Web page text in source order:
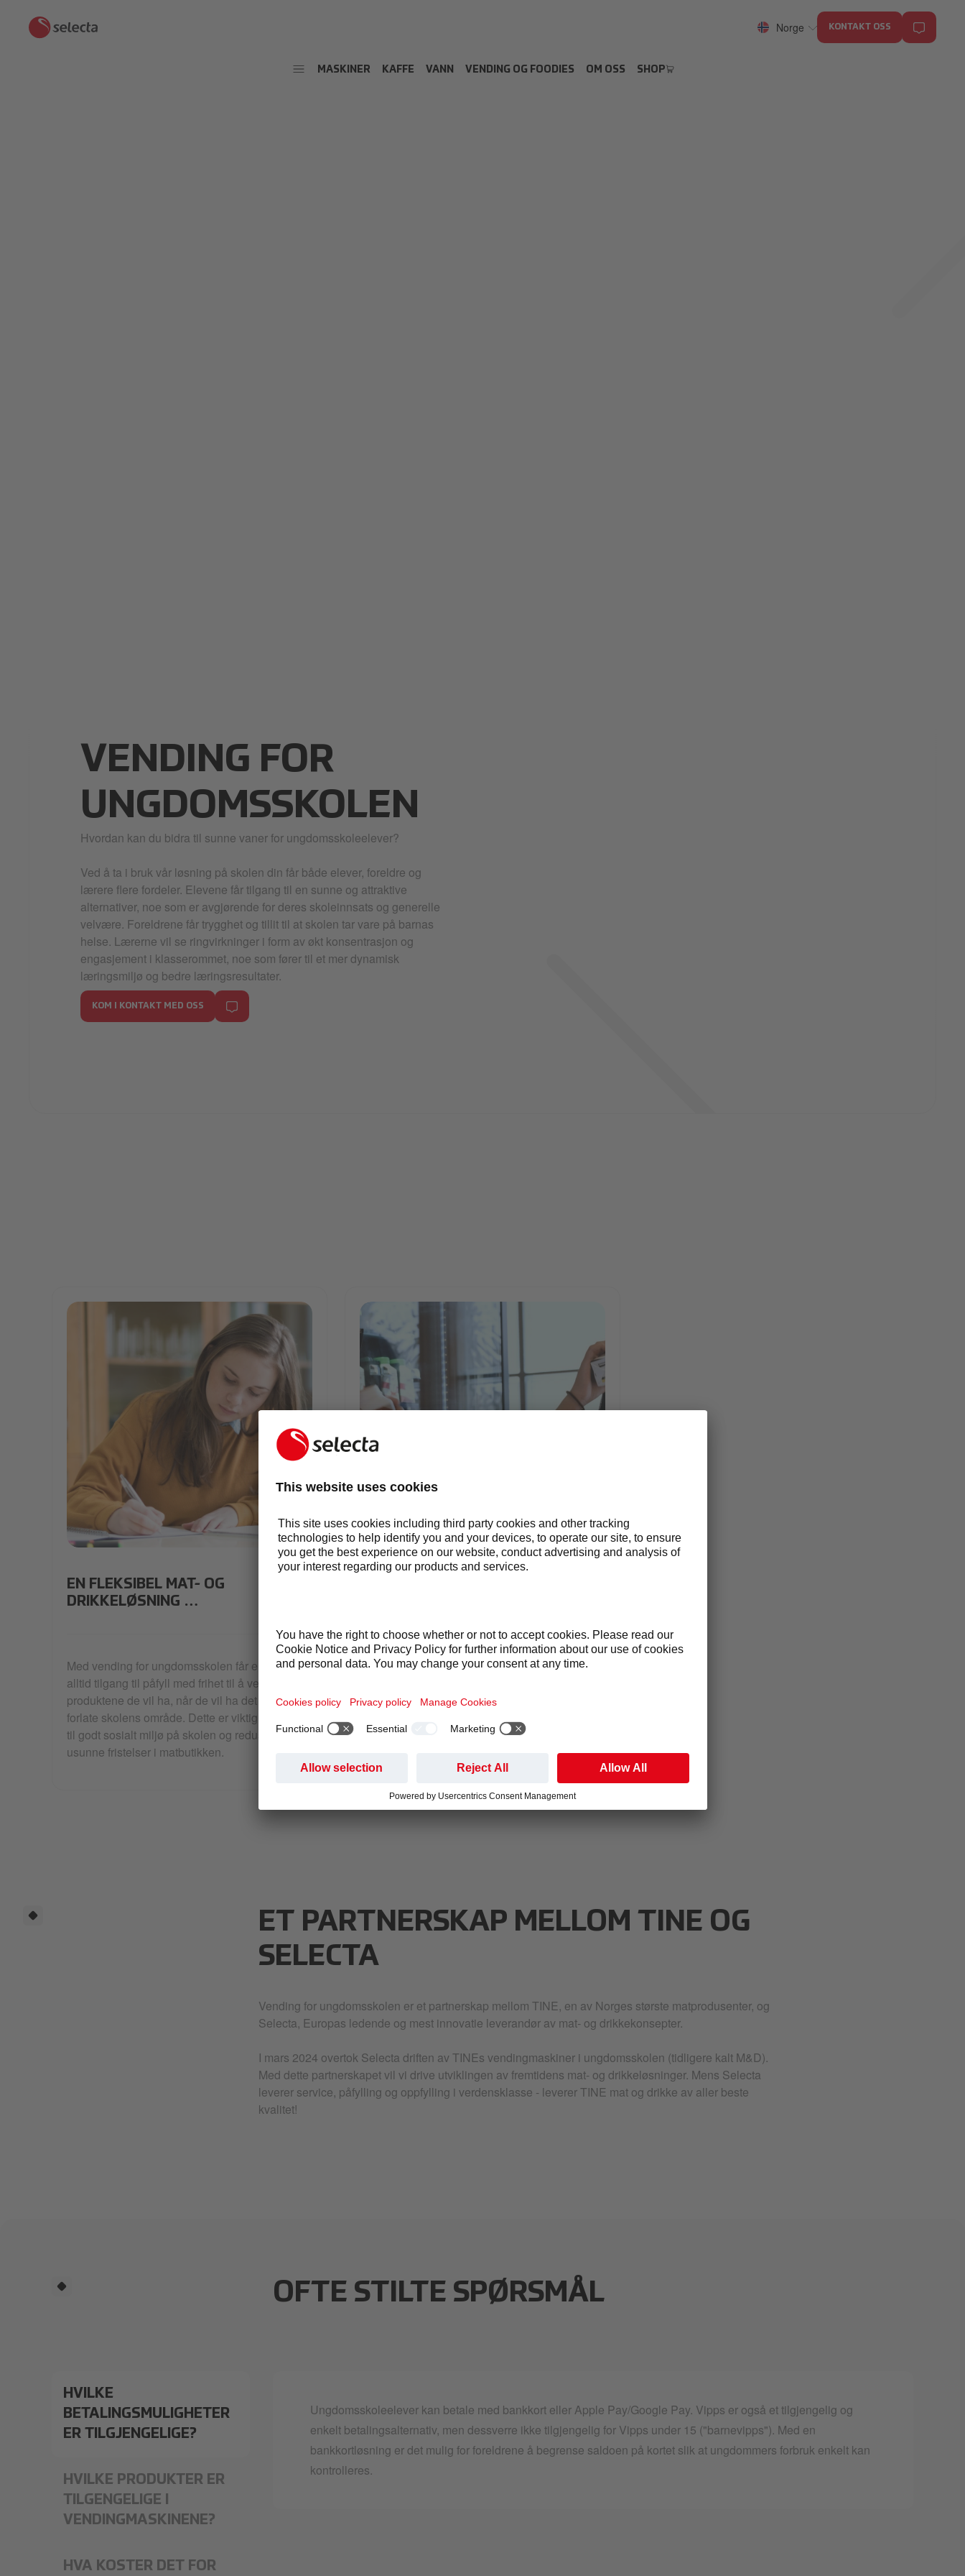
Norge KONTAKT OSS
MASKINER KAFFE VANN VENDING OG FOODIES OM OSS SHOP
VENDING FOR
UNGDOMSSKOLEN
Hvordan kan du bidra til sunne vaner for ungdomsskoleelever?
Ved å ta i bruk vår løsning på skolen din får både elever, foreldre og
lærere flere fordeler. Elevene får tilgang til en sunne og attraktive
alternativer, noe som er avgjørende for deres skoleinnsats og generelle
velvære. Foreldrene får trygghet og tillit til at skolen tar vare på barnas
helse. Lærerne vil se ringvirkninger i form av økt konsentrasjon og
engasjement i klasserommet, noe som fører til et mer dynamisk
læringsmiljø og bedre læringsresultater.
KOM I KONTAKT MED OSS
EN FLEKSIBEL MAT- OG
DRIKKELØSNING
Med vending for ungdomsskolen får elevene
alltid tilgang til påfyll med frihet til å velge
produktene de vil ha, når de vil ha det - uten å
forlate skolens område. Dette er viktig for å bidra
til godt sosialt miljø på skolen og redusere
usunne fristelser i matbutikken.
Tine bilde.png
Sortimentet i vendingmaskiner for
elevene og de strenge kravene som stilles til
tilbud på skolen. Næringsmessig fordelsaktige
mat- og drikketilbud fremmer gode
ET PARTNERSKAP MELLOM TINE OG
SELECTA
Vending for ungdomsskolen er et partnerskap mellom TINE, en av Norges største matprodusenter, og
Selecta, Europas ledende og mest innovatie leverandør av mat- og drikkekonsepter.
I mars 2024 overtok Selecta driften av TINEs vendingmaskiner i ungdomsskolen (tidligere kalt M&D).
Med dette partnerskapet vil vi drive utviklingen av fremtidens mat- og drikkeløsninger. Mens Selecta
leverer service, påfylling og oppfylling i verdensklasse - leverer TINE mat og drikke av aller beste
kvalitet!
OFTE STILTE SPØRSMÅL
HVILKE
BETALINGSMULIGHETER
ER TILGJENGELIGE?
HVILKE PRODUKTER ER
TILGENGELIGE I
VENDINGMASKINENE?
HVA KOSTER DET FOR
Ungdomsskoleelever kan betale med bankkort eller Apple Pay/Google Pay. Vipps er også et tilgjengelig og
enkelt betalingsalternativ, men dessverre ikke tilgjengelig for Vipps under 15 ("barnevipps"). Med en
bankkortløsning er det mulig for foreldrene å begrense saldoen på kortet slik at ungdommers forbruk enkelt kan
kontrolleres.